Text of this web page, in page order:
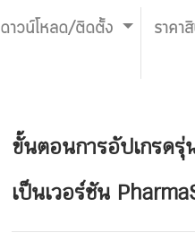
ดาวน์โหลด/ติดตั้ง ราคา
ขั้นตอนการอัปเกรดรุ่
เป็นเวอร์ชัน